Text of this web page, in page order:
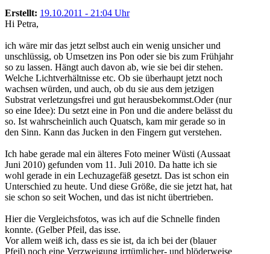
Erstellt: 19.10.2011 - 21:04 Uhr
Hi Petra,
ich wäre mir das jetzt selbst auch ein wenig unsicher und
unschlüssig, ob Umsetzen ins Pon oder sie bis zum Frühjahr
so zu lassen. Hängt auch davon ab, wie sie bei dir stehen.
Welche Lichtverhältnisse etc. Ob sie überhaupt jetzt noch
wachsen würden, und auch, ob du sie aus dem jetzigen
Substrat verletzungsfrei und gut herausbekommst.Oder (nur
so eine Idee): Du setzt eine in Pon und die andere belässt du
so. Ist wahrscheinlich auch Quatsch, kam mir gerade so in
den Sinn. Kann das Jucken in den Fingern gut verstehen.
Ich habe gerade mal ein älteres Foto meiner Wüsti (Aussaat
Juni 2010) gefunden vom 11. Juli 2010. Da hatte ich sie
wohl gerade in ein Lechuzagefäß gesetzt. Das ist schon ein
Unterschied zu heute. Und diese Größe, die sie jetzt hat, hat
sie schon so seit Wochen, und das ist nicht übertrieben.
Hier die Vergleichsfotos, was ich auf die Schnelle finden
konnte. (Gelber Pfeil, das isse.
Vor allem weiß ich, dass es sie ist, da ich bei der (blauer
Pfeil) noch eine Verzweigung irrtümlicher- und blöderweise